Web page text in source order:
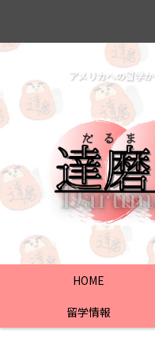
アメリカへの留学
HOME
留学情報